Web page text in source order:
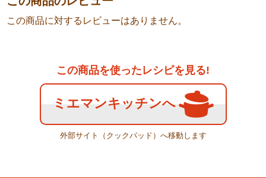
この商品に対するレビューはありません。
この商品を使ったレシピを見る!
ミエマンキッチンへ
外部サイト（クックパッド）へ移動します